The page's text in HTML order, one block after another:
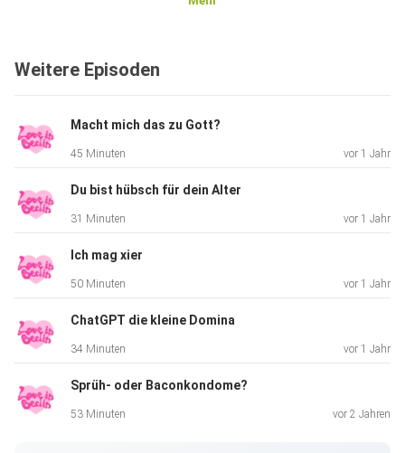
Weitere Episoden
Macht mich das zu Gott?
45 Minuten vor 1 Jahr
Du bist hübsch für dein Alter
31 Minuten vor 1 Jahr
Ich mag xier
50 Minuten vor 1 Jahr
ChatGPT die kleine Domina
34 Minuten vor 1 Jahr
Sprüh- oder Baconkondome?
53 Minuten vor 2 Jahren